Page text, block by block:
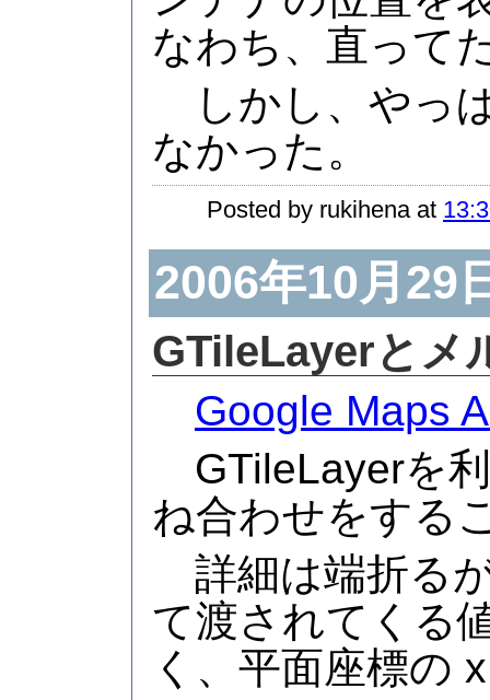
なわち、直って
しかし、やっ
なかった。
Posted by rukihena at
2006年10月29
GTileLayerとメ
Google Maps
GTileLayerを
ね合わせをする
詳細は端折る
て渡されてくる
く、平面座標の